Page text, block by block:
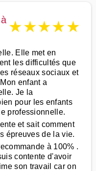
★★★★★
Elle met en
les difficultés que
réseaux sociaux et
enfant a
Je la
pour les enfants
professionnelle.
et sait comment
épreuves de la vie.
à 100% .
contente d'avoir
son travail car on